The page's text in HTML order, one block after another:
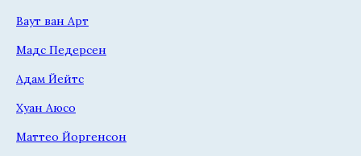
Ваут ван Арт
Мадс Педерсен
Адам Йейтс
Хуан Аюсо
Маттео Йоргенсон